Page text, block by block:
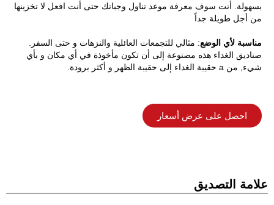
بسهولة
أنت سوف معرفة موعد تناول وجباتك حتى أنت افعل لا تخزينها
من أجل طويلة جداً
مناسبة لأي الوضع: مثالي للتجمعات العائلية والنزهات و حتى السفر
صناديق الغداء هذه مصنوعة إلى أن تكون مأخوذة في أي مكان و بأي
شيء
من a حقيبة الغداء إلى حقيبة الظهر و أكثر برودة.
احصل على عرض أسعار
علامة التصديق